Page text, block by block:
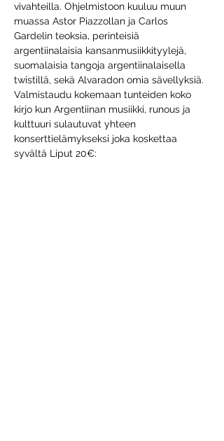
vivahteilla. Ohjelmistoon kuuluu muun
muassa Astor Piazzollan ja Carlos
Gardelin teoksia, perinteisiä
argentiinalaisia kansanmusiikkityylejä,
suomalaisia tangoja argentiinalaisella
twistillä, sekä Alvaradon omia sävellyksiä.
Valmistaudu kokemaan tunteiden koko
kirjo kun Argentiinan musiikki, runous ja
kulttuuri sulautuvat yhteen
konserttielämykseksi joka koskettaa
syvältä Liput 20€: